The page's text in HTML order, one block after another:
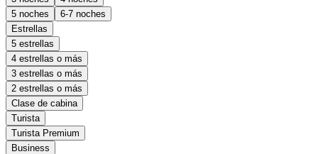
5 noches
6-7 noches
Estrellas
5 estrellas
4 estrellas o más
3 estrellas o más
2 estrellas o más
Clase de cabina
Turista
Turista Premium
Business